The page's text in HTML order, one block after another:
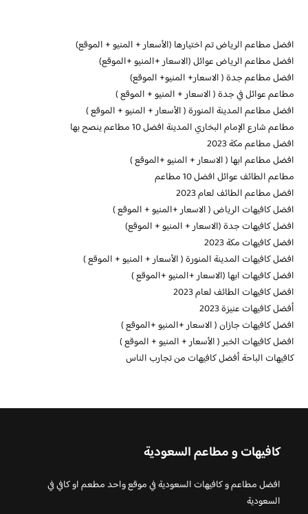
افضل مطاعم الرياض تم اختيارها (الأسعار + المنيو + الموقع)
افضل مطاعم الرياض عوائل (الاسعار +المنيو +الموقع)
افضل مطاعم جدة ( الاسعار+ المنيو+ الموقع)
مطاعم عوائل في جدة ( الاسعار + المنيو + الموقع )
افضل مطاعم المدينة المنورة ( الأسعار + المنيو + الموقع )
مطاعم شارع الإمام البخاري المدينة افضل 10 مطاعم ينصح بها
افضل مطاعم مكة 2023
افضل مطاعم ابها ( الاسعار + المنيو +الموقع )
مطاعم الطائف عوائل افضل 10 مطاعم
افضل مطاعم الطائف لعام 2023
افضل كافيهات الرياض ( الاسعار +المنيو + الموقع )
افضل كافيهات جدة (الاسعار + المنيو + الموقع)
افضل كافيهات مكة 2023
افضل كافيهات المدينة المنورة ( الأسعار + المنيو + الموقع )
افضل كافيهات ابها (الاسعار +المنيو +الموقع )
افضل كافيهات الطائف لعام 2023
أفضل كافيهات عنيزة 2023
افضل كافيهات جازان ( الاسعار +المنيو +الموقع )
افضل كافيهات الخبر ( الأسعار + المنيو + الموقع )
كافيهات الباحة أفضل كافيهات من تجارب الناس
كافيهات و مطاعم السعودية
افضل مطاعم و كافيهات السعودية في موقع واحد مطعم او كافي في
السعودية